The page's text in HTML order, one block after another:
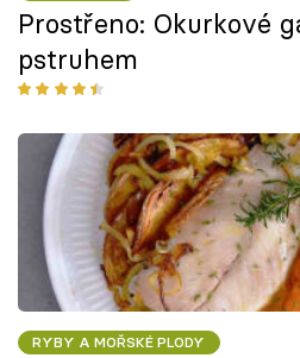
Prostřeno: Okurkové
pstruhem
RYBY A MOŘSKÉ PLODY